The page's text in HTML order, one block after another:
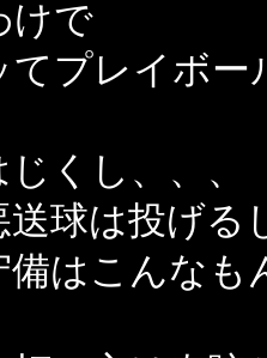
けで
てプレイボー
くし、、、
送球は投げる
備はこんなも